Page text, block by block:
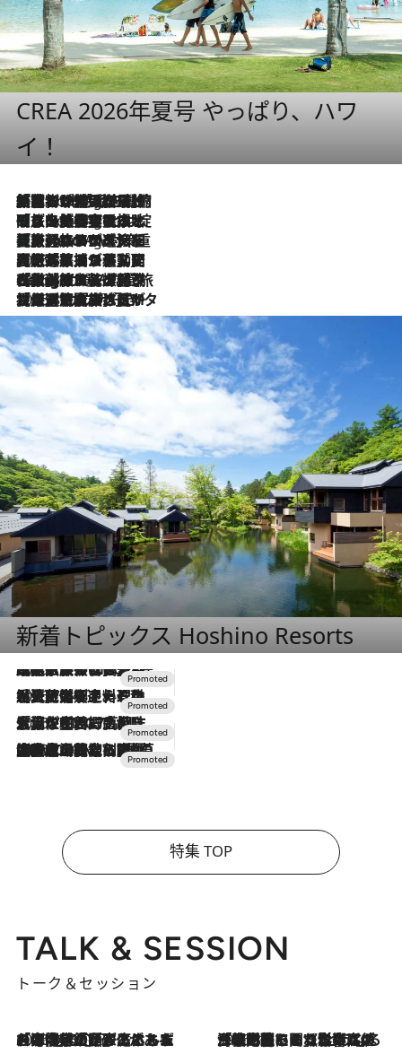
CREA 2026年夏号 やっぱり、ハワ
イ！
1 Hour Ago
「荷物が増えるほど旅ストレスは増す」美容ジャーナリストがたどり着いた最終結論。“化粧品を劇的に減らす”感動の凝縮美容とは
1 Hour Ago
「旅先には金髪ウィッグを持参」日本と同じメイクでは損してる!? 美容ジャーナリストが提案する“掟破りの旅美容”とは
1 Hour Ago
【厳選旅コスメ】「身軽さ＆UV対策重視！」ヘアアーティストshucoが選んだ夏旅ベストコスメを発表【Mサイズジップ】
2026.8.5
【厳選旅コスメ】国内をあちこち移動する河井菜摘が選んだ夏旅ベストコスメ発表！「リラックスアイテムはマスト」【Mサイズジップ】
2026.8.4
【厳選旅コスメ】「紫外線＆乾燥対策しながらメイク感も！」ヘア＆メイクGeorgeが選んだ夏旅ベストコスメを発表！【Mサイズジップ】
2026.8.3
【厳選旅コスメ】「保湿もタイパ重視！」“サウナ好き”タレント清水みさとが愛用する夏旅ベストコスメを発表！【Mサイズジップ】
新着トピックス Hoshino Resorts
2026.7.31
【ホテル帰省】という選択肢をOMOが提案。家族とほどよい距離を保つには「昼は実家、夜は気兼ねなくホテルで！」
2026.7.24
【夏限定ディナーコース】旬を迎える稚鮎や花ズッキーニなどをイタリア・トスカーナの郷土料理の手法で満喫！
2026.7.17
「土佐和ハーブかき氷」がOMO7高知に登場！生姜、山椒、大葉など目にも舌にも涼を呼ぶ郷土の味
2026.7.10
NEW OPEN！【界 草津】名湯の地に誕生。趣の異なる2種の温泉と上州ならではの会席・蕎麦割烹など美食を味わう究極の癒やし旅
特集 TOP
TALK & SESSION
トーク＆セッション
2026.8.3
「今後値上げがあるとすれば…」「リスクがあるのは今年の冬」エネルギー専門家が語る、ホルムズ海峡封鎖が家庭にもたらす“ある心配” 2026.8.3
「住宅建てられない…」「サーチャージ料の高値が続いている」ホルムズ海峡封鎖による影響はいつまで続く？《エネルギー専門家に聞く“どうなる日本の暮らし”》